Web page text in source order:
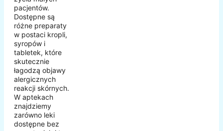
pacjentów.
Dostępne są
różne preparaty
w postaci kropli,
syropów i
tabletek, które
skutecznie
łagodzą objawy
alergicznych
reakcji skórnych.
W aptekach
znajdziemy
zarówno leki
dostępne bez